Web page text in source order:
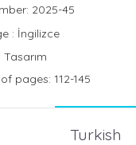
2025-45
: İngilizce
pages: 112-145
Turkish